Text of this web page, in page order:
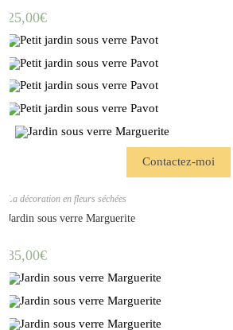
25,00€
Contactez-moi
La décoration en fleurs séchées
Jardin sous verre Marguerite
35,00€